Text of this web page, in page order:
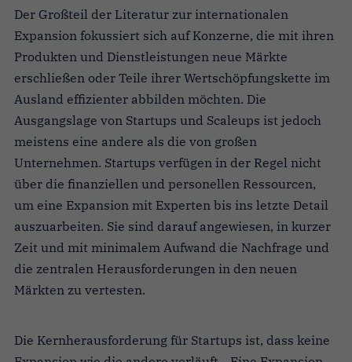
Der Großteil der Literatur zur internationalen
Expansion fokussiert sich auf Konzerne, die mit ihren
Produkten und Dienstleistungen neue Märkte
erschließen oder Teile ihrer Wertschöpfungskette im
Ausland effizienter abbilden möchten. Die
Ausgangslage von Startups und Scaleups ist jedoch
meistens eine andere als die von großen
Unternehmen. Startups verfügen in der Regel nicht
über die finanziellen und personellen Ressourcen,
um eine Expansion mit Experten bis ins letzte Detail
auszuarbeiten. Sie sind darauf angewiesen, in kurzer
Zeit und mit minimalem Aufwand die Nachfrage und
die zentralen Herausforderungen in den neuen
Märkten zu vertesten.
Die Kernherausforderung für Startups ist, dass keine